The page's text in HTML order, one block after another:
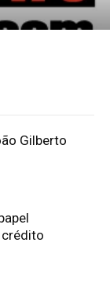
Gilberto